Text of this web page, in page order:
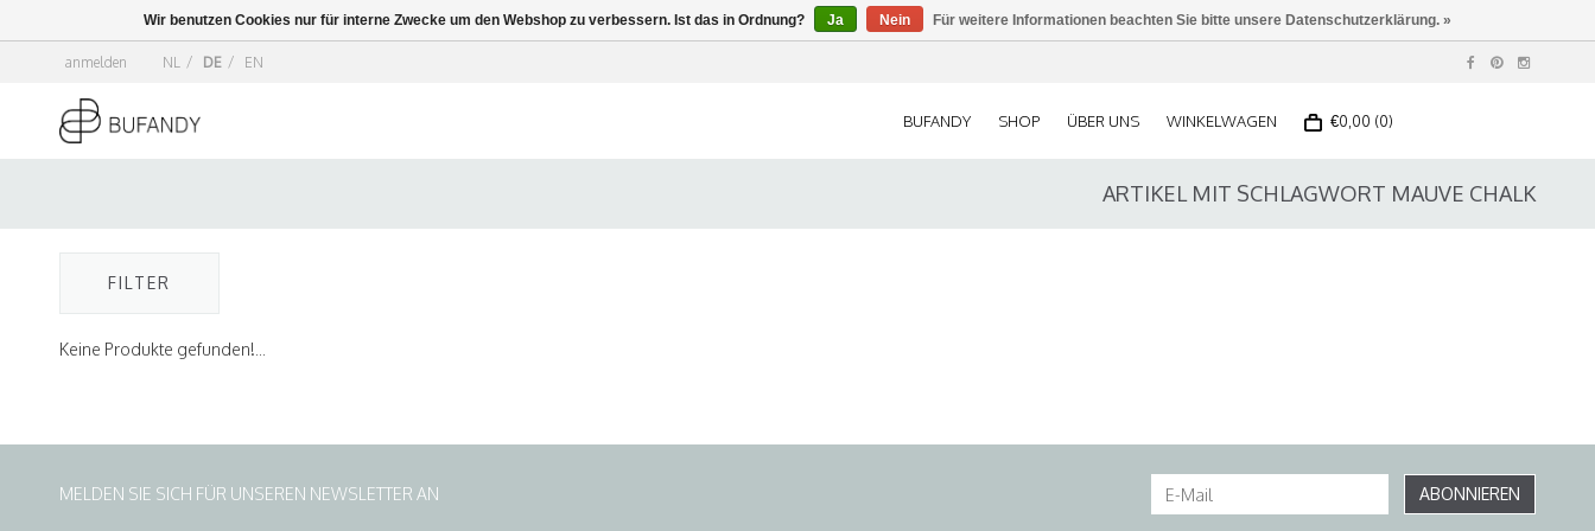
anmelden NL / DE / EN
BUFANDY SHOP ÜBER UNS WINKELWAGEN €0,00 (0)
ARTIKEL MIT SCHLAGWORT MAUVE CHALK
FILTER
Keine Produkte gefunden!...
MELDEN SIE SICH FÜR UNSEREN NEWSLETTER AN ABONNIEREN
Wir benutzen Cookies nur für interne Zwecke um den Webshop zu verbessern. Ist das in Ordnung? Ja Nein Für weitere Informationen beachten Sie bitte unsere Datenschutzerklärung. »